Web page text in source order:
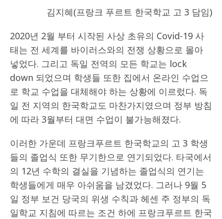
김지혜(프랑크 푸르트 한국학교 고 3 담임)
2020년 2월 부터 시작된 사상 초유의 Covid-19 사
태는 전 세계를 바이러스와의 전쟁 상황으로 몰아
넣었다. 그리고 독일 전역의 모든 학교는 lock
down 되었으며 학생들 또한 집에서 온라인 수업으
로 학교 수업을 대체해야 하는 상황에 이르렀다. 독
일 전 지역의 한국학교도 마찬가지였으며 정부 방침
에 따라 3월부터 대면 수업이 불가능해졌다.
이러한 가운데 프랑크푸르트 한국학교의 고 3 학생
들의 졸업식 또한 무기한으로 연기되었다. 타국에서
의 12년 수학의 결실을 기념하는 졸업식의 연기는
학생들에게 매우 아쉬움을 남겼었다. 그러나 9월 5
일 정부 보건 당국의 위생 수칙과 헤센 주 정부의 독
일학교 지침에 따르는 조건 하에 프랑크푸르트 한국